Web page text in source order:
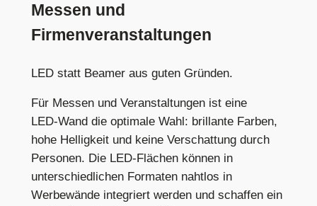
Messen und
Firmenveranstaltungen
LED statt Beamer aus guten Gründen.
Für Messen und Veranstaltungen ist eine
LED‑Wand die optimale Wahl: brillante Farben,
hohe Helligkeit und keine Verschattung durch
Personen. Die LED‑Flächen können in
unterschiedlichen Formaten nahtlos in
Werbewände integriert werden und schaffen ein